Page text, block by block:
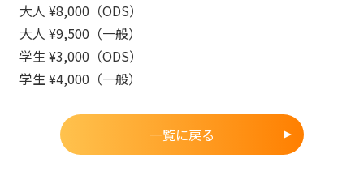
大人 ¥8,000（ODS）
大人 ¥9,500（一般）
学生 ¥3,000（ODS）
学生 ¥4,000（一般）
一覧に戻る